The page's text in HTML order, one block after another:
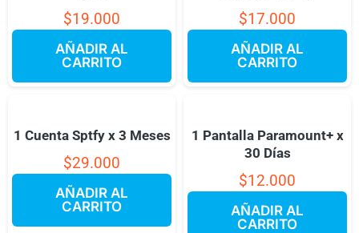
$19.000
AÑADIR AL
CARRITO
$17.000
AÑADIR AL
CARRITO
1 Cuenta Sptfy x 3 Meses
$29.000
AÑADIR AL
CARRITO
1 Pantalla Paramount+ x
30 Días
$12.000
AÑADIR AL
CARRITO